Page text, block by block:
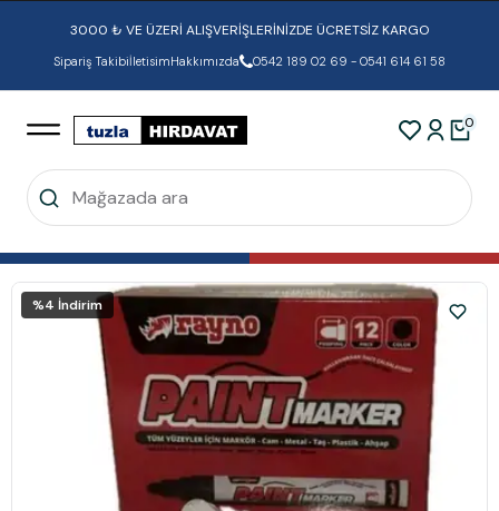
3000 ₺ VE ÜZERİ ALIŞVERİŞLERİNİZDE ÜCRETSİZ KARGO
Sipariş TakibiİletisimHakkımızda 0542 189 02 69 - 0541 614 61 58
0
%4 İndirim